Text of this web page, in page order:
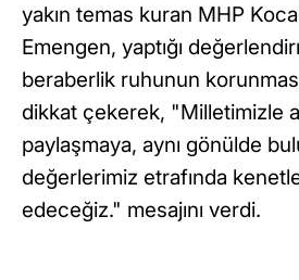
yakın temas kuran MHP
Emengen, yaptığı
beraberlik ruhunun
dikkat çekerek, "Milletimizle
paylaşmaya, aynı gönülde
değerlerimiz etrafında
edeceğiz." mesajını verdi.